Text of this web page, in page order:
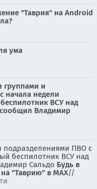
"Таврия" на Android
ума
и
начала недели
ВСУ над
Владимир
ПВО с
беспилотник ВСУ над
Сальдо Будь в
"Таврию" в MAX//